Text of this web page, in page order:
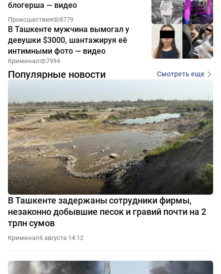
блогерша — видео
Происшествия 8779
В Ташкенте мужчина вымогал у
девушки $3000, шантажируя её
интимными фото — видео
Криминал 7994
Популярные новости Смотреть еще
В Ташкенте задержаны сотрудники фирмы,
незаконно добывшие песок и гравий почти на 2
трлн сумов
Криминал6 августа 14:12